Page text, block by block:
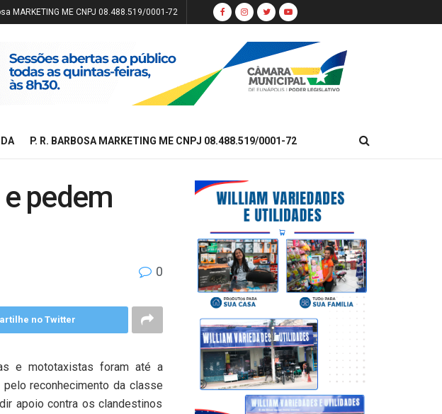
MARKETING ME CNPJ 08.488.519/0001-72
P. R. BARBOSA MARKETING ME CNPJ 08.488.519/0001-72
pedem
0
no Twitter
e mototaxistas foram até a
reconhecimento da classe
apoio contra os clandestinos